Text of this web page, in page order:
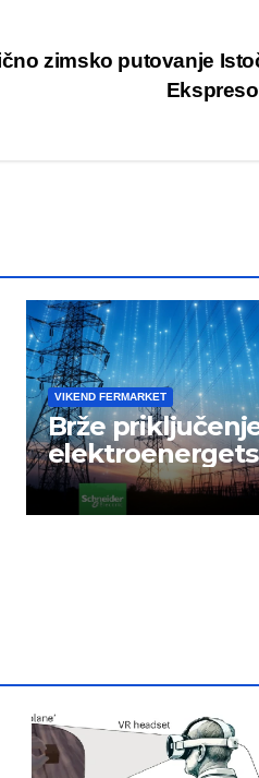
zimsko putovanje
VIKEND FERMARKET
Brže
mrežu